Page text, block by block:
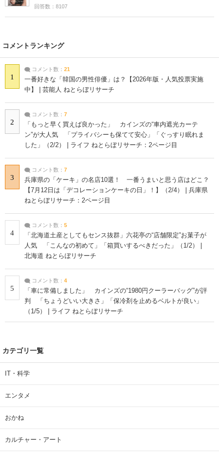
回答数：8107
コメントランキング
1
コメント数： 21
一番好きな「韓国の男性俳優」は？【2026年版・人気投票実施
中】 | 芸能人 ねとらぼリサーチ
2
コメント数： 7
「もっと早く買えば良かった」 カインズの“車内遮光カーテ
ン”が大人気 「プライバシーも保てて安心」「ぐっすり眠れま
した」（2/2） | ライフ ねとらぼリサーチ：2ページ目
3
コメント数： 7
兵庫県の「ケーキ」の名店10選！ 一番うまいと思う店はどこ？
【7月12日は「デコレーションケーキの日」！】（2/4） | 兵庫県
ねとらぼリサーチ：2ページ目
4
コメント数： 5
「北海道土産としてもセンス抜群」六花亭の“店舗限定”お菓子が
人気 「こんなの初めて」「箱買いするべきだった」（1/2） |
北海道 ねとらぼリサーチ
5
コメント数： 4
「車に常備しました」 カインズの“1980円クーラーバッグ”が評
判 「ちょうどいい大きさ」「保冷剤を止めるベルトが良い」
（1/5） | ライフ ねとらぼリサーチ
カテゴリ一覧
IT・科学
エンタメ
おかね
カルチャー・アート